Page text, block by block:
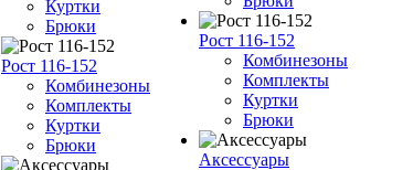
Куртки
Брюки
Рост 116-152
Комбинезоны
Комплекты
Куртки
Брюки
Рост 116-152
Комбинезоны
Комплекты
Куртки
Брюки
Аксессуары